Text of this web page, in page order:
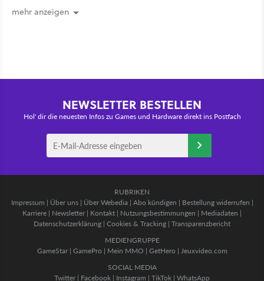
mehr anzeigen
NEWSLETTER BESTELLEN
Hol' dir die neuesten Infos zu Games und Hardware direkt ins Postfach
RUBRIKEN
Impressum | Über uns| Über Webedia | Abo kündigen | Bestellung widerrufen |
Karriere | Newsletter | Kontakt | Nutzungsbestimmungen | Mediadaten |
Datenschutzerklärung | Cookies & Tracking | Transparenzbericht
MEDIENGRUPPE
GameStar| GamePro | Mein MMO | GetHero | Jeuxvideo.com
SOCIAL MEDIA
Twitter | Facebook | Instagram | TikTok | WhatsApp